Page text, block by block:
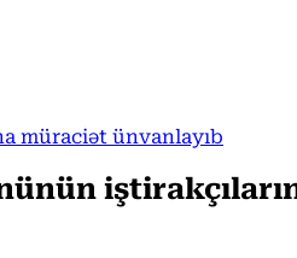
müraciət ünvanlayıb